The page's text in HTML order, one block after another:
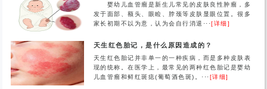
婴幼儿血管瘤是新生儿常见的皮肤良性肿瘤，多
发于面部、额头、眼睑、脖颈等皮肤显眼位置。很多
家长初期不以为意，认为会自行消退···[详细]
天生红色胎记，是什么原因造成的？
天生红色胎记并非单一的一种疾病，而是多种皮肤表
现的统称。在医学上，最常见的两种红色胎记是婴幼
儿血管瘤和鲜红斑痣(葡萄酒色斑)。···[详细]